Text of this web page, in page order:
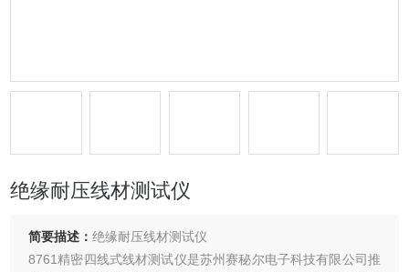
绝缘耐压线材测试仪
简要描述：绝缘耐压线材测试仪
8761精密四线式线材测试仪是苏州赛秘尔电子科技有限公司推